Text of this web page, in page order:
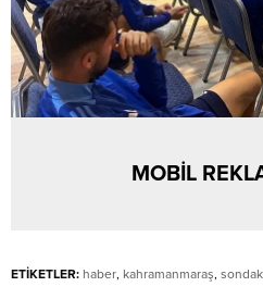
MOBİL
ETİKETLER: haber, kahramanmaraş,